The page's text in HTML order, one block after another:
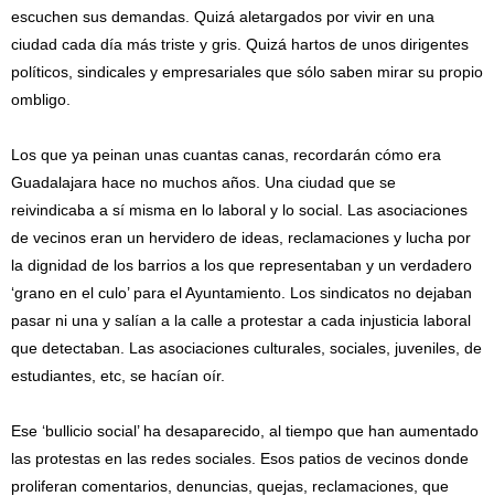
escuchen sus demandas. Quizá aletargados por vivir en una
ciudad cada día más triste y gris. Quizá hartos de unos dirigentes
políticos, sindicales y empresariales que sólo saben mirar su propio
ombligo.
Los que ya peinan unas cuantas canas, recordarán cómo era
Guadalajara hace no muchos años. Una ciudad que se
reivindicaba a sí misma en lo laboral y lo social. Las asociaciones
de vecinos eran un hervidero de ideas, reclamaciones y lucha por
la dignidad de los barrios a los que representaban y un verdadero
‘grano en el culo’ para el Ayuntamiento. Los sindicatos no dejaban
pasar ni una y salían a la calle a protestar a cada injusticia laboral
que detectaban. Las asociaciones culturales, sociales, juveniles, de
estudiantes, etc, se hacían oír.
Ese ‘bullicio social’ ha desaparecido, al tiempo que han aumentado
las protestas en las redes sociales. Esos patios de vecinos donde
proliferan comentarios, denuncias, quejas, reclamaciones, que